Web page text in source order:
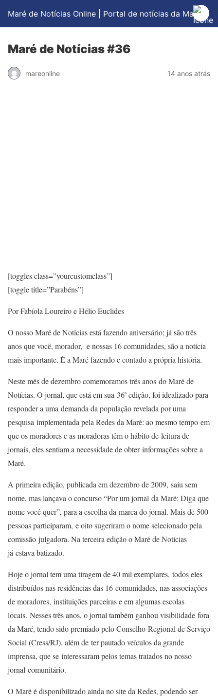
Maré de Notícias Online | Portal de notícias da Maré
Maré de Notícias #36
mareonline 14 anos atrás
[toggles class=”yourcustomclass”]
[toggle title=”Parabéns”]
Por Fabíola Loureiro e Hélio Euclides
O nosso Maré de Notícias está fazendo aniversário; já são três
anos que você, morador, e nossas 16 comunidades, são a notícia
mais importante. É a Maré fazendo e contado a própria história.
Neste mês de dezembro comemoramos três anos do Maré de
Notícias. O jornal, que está em sua 36ª edição, foi idealizado para
responder a uma demanda da população revelada por uma
pesquisa implementada pela Redes da Maré: ao mesmo tempo em
que os moradores e as moradoras têm o hábito de leitura de
jornais, eles sentiam a necessidade de obter informações sobre a
Maré.
A primeira edição, publicada em dezembro de 2009, saiu sem
nome, mas lançava o concurso “Por um jornal da Maré: Diga que
nome você quer”, para a escolha da marca do jornal. Mais de 500
pessoas participaram, e oito sugeriram o nome selecionado pela
comissão julgadora. Na terceira edição o Maré de Notícias
já estava batizado.
Hoje o jornal tem uma tiragem de 40 mil exemplares, todos eles
distribuídos nas residências das 16 comunidades, nas associações
de moradores, instituições parceiras e em algumas escolas
locais. Nesses três anos, o jornal também ganhou visibilidade fora
da Maré, tendo sido premiado pelo Conselho Regional de Serviço
Social (Cress/RJ), além de ter pautado veículos da grande
imprensa, que se interessaram pelos temas tratados no nosso
jornal comunitário.
O Maré é disponibilizado ainda no site da Redes, podendo ser